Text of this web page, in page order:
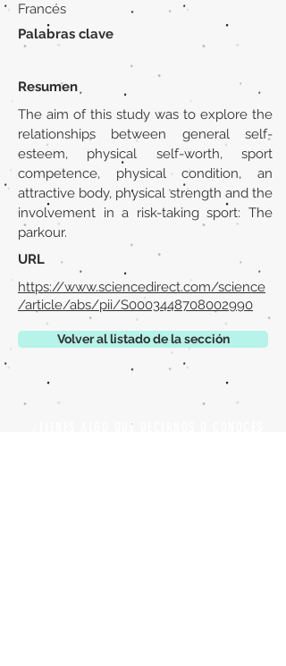
Francés
Palabras clave
Resumen
The aim of this study was to explore the
relationships between general self-
esteem, physical self-worth, sport
competence, physical condition, an
attractive body, physical strength and the
involvement in a risk-taking sport: The
parkour.
URL
https://www.sciencedirect.com/science
/article/abs/pii/S0003448708002990
Volver al listado de la sección
¿TIENES ALGO QUE DECIRNOS O CONOCES